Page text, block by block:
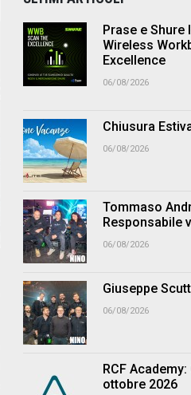
Prase e
Wireless
Excellence
06/08/2026
Chiusura
06/08/2026
Tommaso
Responsabile
06/08/2026
Giuseppe
06/08/2026
RCF
ottobre 2026